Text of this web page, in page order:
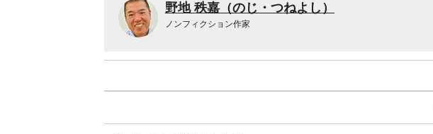
野地 秩嘉（のじ・つねよし）
ノンフィクション作家